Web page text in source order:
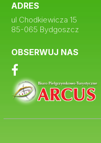
ADRES
ul Chodkiewicza 15
85-065 Bydgoszcz
OBSERWUJ NAS